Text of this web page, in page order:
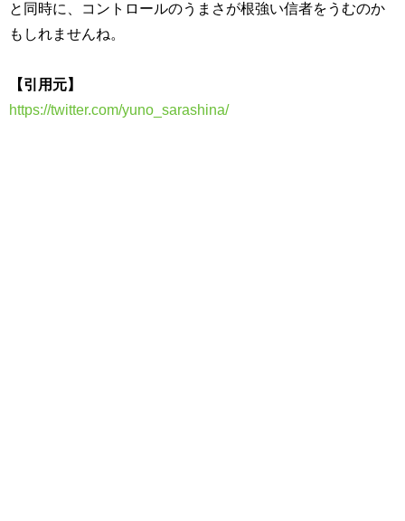
と同時に、コントロールのうまさが根強い信者をうむのか
もしれませんね。
【引用元】
https://twitter.com/yuno_sarashina/